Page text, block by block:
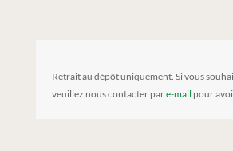
Retrait au dépôt uniquement. Si vous
veuillez nous contacter pare-mail pour